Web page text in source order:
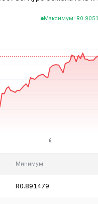
Максимум: R
Минимум
R0.891479